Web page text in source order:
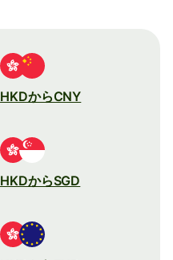
HKDからCNY
HKDからSGD